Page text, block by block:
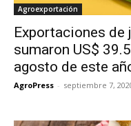
Agroexportación
Exportaciones de
sumaron US$
agosto de este
AgroPress - septiembre 7,